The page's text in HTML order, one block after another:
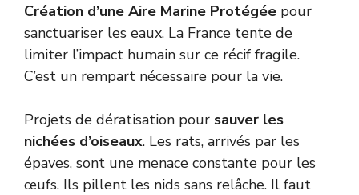
Création d’une Aire Marine Protégée pour
sanctuariser les eaux. La France tente de
limiter l’impact humain sur ce récif fragile.
C’est un rempart nécessaire pour la vie.
Projets de dératisation pour sauver les
nichées d’oiseaux. Les rats, arrivés par les
épaves, sont une menace constante pour les
œufs. Ils pillent les nids sans relâche. Il faut